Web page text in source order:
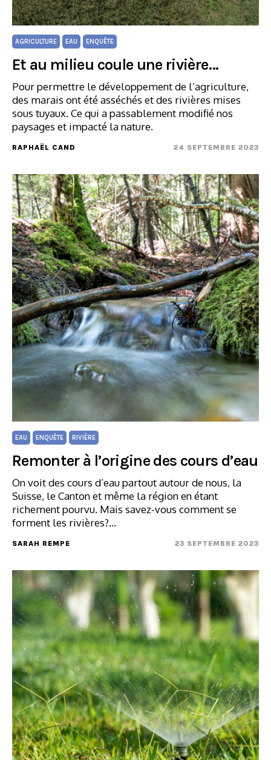
AGRICULTURE EAU ENQUÊTE
Et au milieu coule une rivière…
Pour permettre le développement de l’agriculture,
des marais ont été asséchés et des rivières mises
sous tuyaux. Ce qui a passablement modifié nos
paysages et impacté la nature.
RAPHAËL CAND 24 SEPTEMBRE 2023
EAU ENQUÊTE RIVIÈRE
Remonter à l’origine des cours d’eau
On voit des cours d’eau partout autour de nous, la
Suisse, le Canton et même la région en étant
richement pourvu. Mais savez-vous comment se
forment les rivières?…
SARAH REMPE 23 SEPTEMBRE 2023